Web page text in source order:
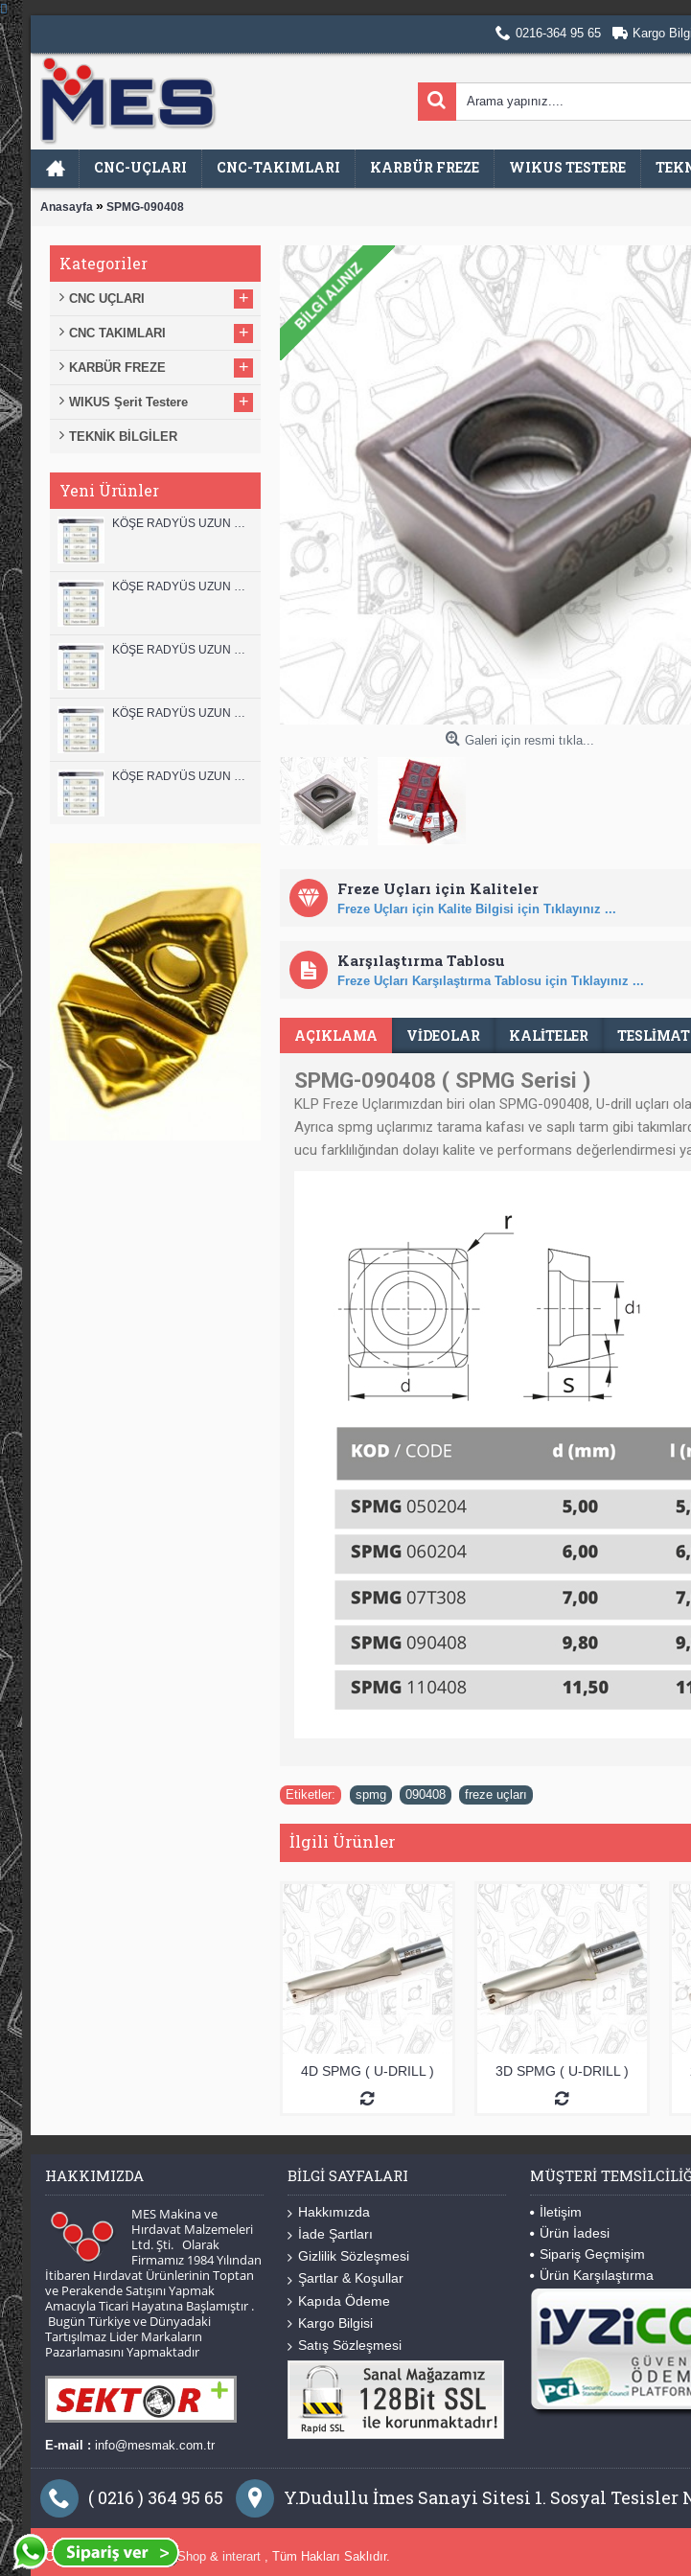
0216-364 95 65 Kargo
CNC-UÇLARI CNC-TAKIMLARI KARBÜR FREZE WIKUS TESTERE
Anasayfa » SPMG-090408
Kategoriler
CNC UÇLARI +
CNC TAKIMLARI +
KARBÜR FREZE +
WIKUS Şerit Testere +
TEKNİK BİLGİLER
Yeni Ürünler
Galeri için resmi tıkla...
Freze Uçları için Kaliteler
Freze Uçları için Kalite Bilgisi için Tıklayınız ...
Karşılaştırma Tablosu
Freze Uçları Karşılaştırma Tablosu için Tıklayınız ...
AÇIKLAMA VIDEOLAR KALİTELER TESLIMAT
SPMG-090408 ( SPMG Serisi )
KLP Freze Uçlarımızdan biri olan SPMG-090408, U-drill uçları
Ayrıca spmg uçlarımız tarama kafası ve saplı tarm gibi
ucu farklılığından dolayı kalite ve performans değerlendirmesi
Etiketler: spmg 090408 freze uçları
İlgili Ürünler
4D SPMG ( U-DRILL ) 3D SPMG ( U-DRILL )
HAKKIMIZDA
MES Makina ve
Hırdavat Malzemeleri
Ltd. Şti. Olarak
Firmamız 1984 Yılından
İtibaren Hırdavat Ürünlerinin Toptan
ve Perakende Satışını Yapmak
Amacıyla Ticari Hayatına Başlamıştır .
Bugün Türkiye ve Dünyadaki
Tartışılmaz Lider Markaların
Pazarlamasını Yapmaktadır
E-mail : info@mesmak.com.tr
BILGI SAYFALARI
Hakkımızda
İade Şartları
Gizlilik Sözleşmesi
Şartlar & Koşullar
Kapıda Ödeme
Kargo Bilgisi
Satış Sözleşmesi
MÜŞTERI
İletişim
Ürün İadesi
Sipariş Geçmişim
Ürün Karşılaştırma
( 0216 ) 364 95 65 Y.Dudullu İmes Sanayi Sitesi 1. Sosyal Tesisler
Copyright © 2014,MES Shop & interart , Tüm Hakları Saklıdır.